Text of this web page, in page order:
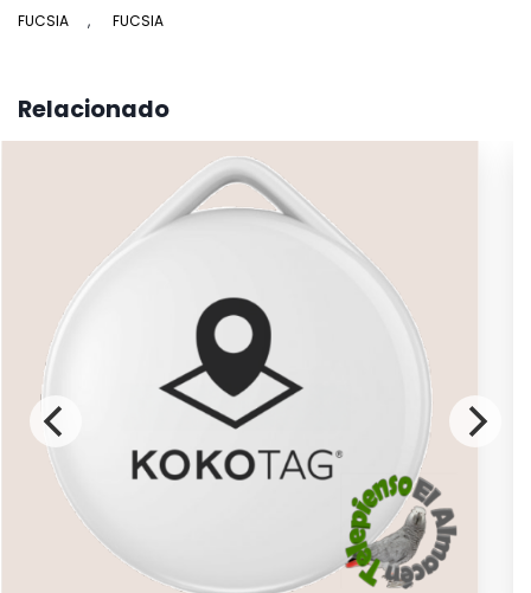
FUCSIA
, FUCSIA
Relacionado